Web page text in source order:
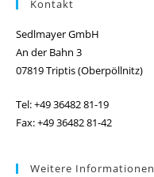
Kontakt
Sedlmayer GmbH
An der Bahn 3
07819 Triptis (Oberpöllnitz)
Tel: +49 36482 81-19
Fax: +49 36482 81-42
Weitere Informationen